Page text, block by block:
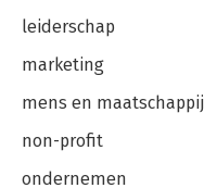
leiderschap
marketing
mens en maatschappij
non-profit
ondernemen